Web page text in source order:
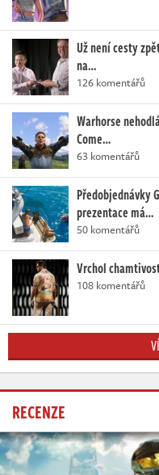
Už není cesty
na…
126 komentářů
Warhorse
Come…
63 komentářů
Předobjednávky
prezentace má…
50 komentářů
Vrchol
108 komentářů
RECENZE